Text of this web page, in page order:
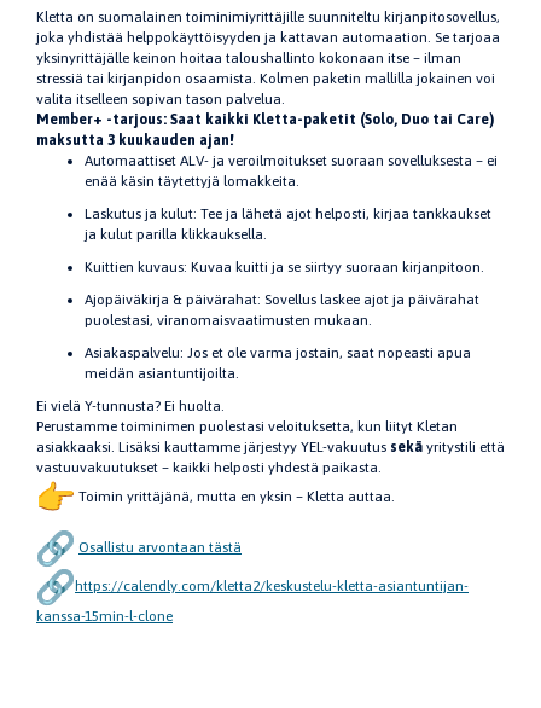
Kletta on suomalainen toiminimiyrittäjille suunniteltu kirjanpitosovellus,
joka yhdistää helppokäyttöisyyden ja kattavan automaation. Se tarjoaa
yksinyrittäjälle keinon hoitaa taloushallinto kokonaan itse – ilman
stressiä tai kirjanpidon osaamista. Kolmen paketin mallilla jokainen voi
valita itselleen sopivan tason palvelua.
Member+ -tarjous: Saat kaikki Kletta-paketit (Solo, Duo tai Care)
maksutta 3 kuukauden ajan!
Automaattiset ALV- ja veroilmoitukset suoraan sovelluksesta – ei
enää käsin täytettyjä lomakkeita.
Laskutus ja kulut: Tee ja lähetä ajot helposti, kirjaa tankkaukset
ja kulut parilla klikkauksella.
Kuittien kuvaus: Kuvaa kuitti ja se siirtyy suoraan kirjanpitoon.
Ajopäiväkirja & päivärahat: Sovellus laskee ajot ja päivärahat
puolestasi, viranomaisvaatimusten mukaan.
Asiakaspalvelu: Jos et ole varma jostain, saat nopeasti apua
meidän asiantuntijoilta.
Ei vielä Y-tunnusta? Ei huolta.
Perustamme toiminimen puolestasi veloituksetta, kun liityt Kletan
asiakkaaksi. Lisäksi kauttamme järjestyy YEL-vakuutus sekä yritystili että
vastuuvakuutukset – kaikki helposti yhdestä paikasta.
Toimin yrittäjänä, mutta en yksin – Kletta auttaa.
Osallistu arvontaan tästä
https://calendly.com/kletta2/keskustelu-kletta-asiantuntijan-
kanssa-15min-l-clone